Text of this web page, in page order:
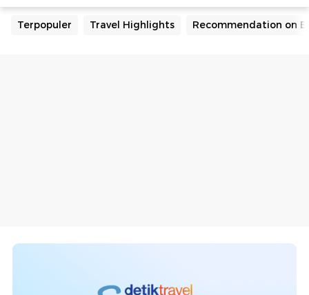
Terpopuler Travel Highlights Recommendation on